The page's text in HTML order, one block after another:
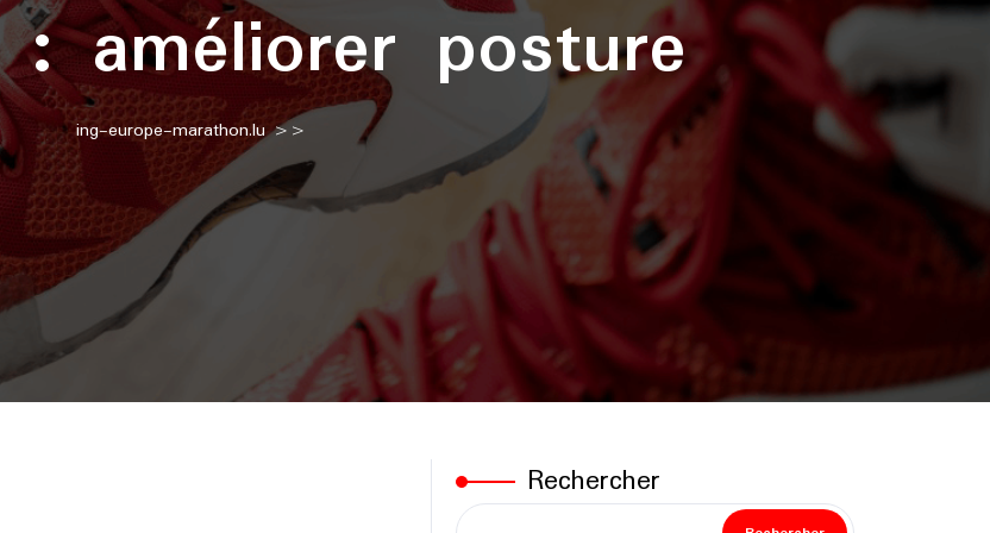
:améliorer posture
ing-europe-marathon.lu>>
Rechercher